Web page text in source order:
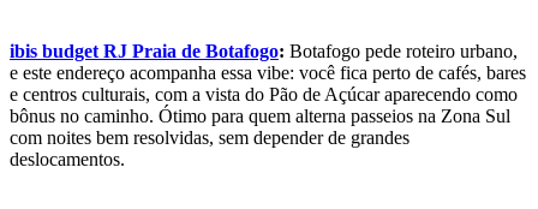
ibis budget RJ Praia de Botafogo: Botafogo pede roteiro urbano,
e este endereço acompanha essa vibe: você fica perto de cafés, bares
e centros culturais, com a vista do Pão de Açúcar aparecendo como
bônus no caminho. Ótimo para quem alterna passeios na Zona Sul
com noites bem resolvidas, sem depender de grandes
deslocamentos.